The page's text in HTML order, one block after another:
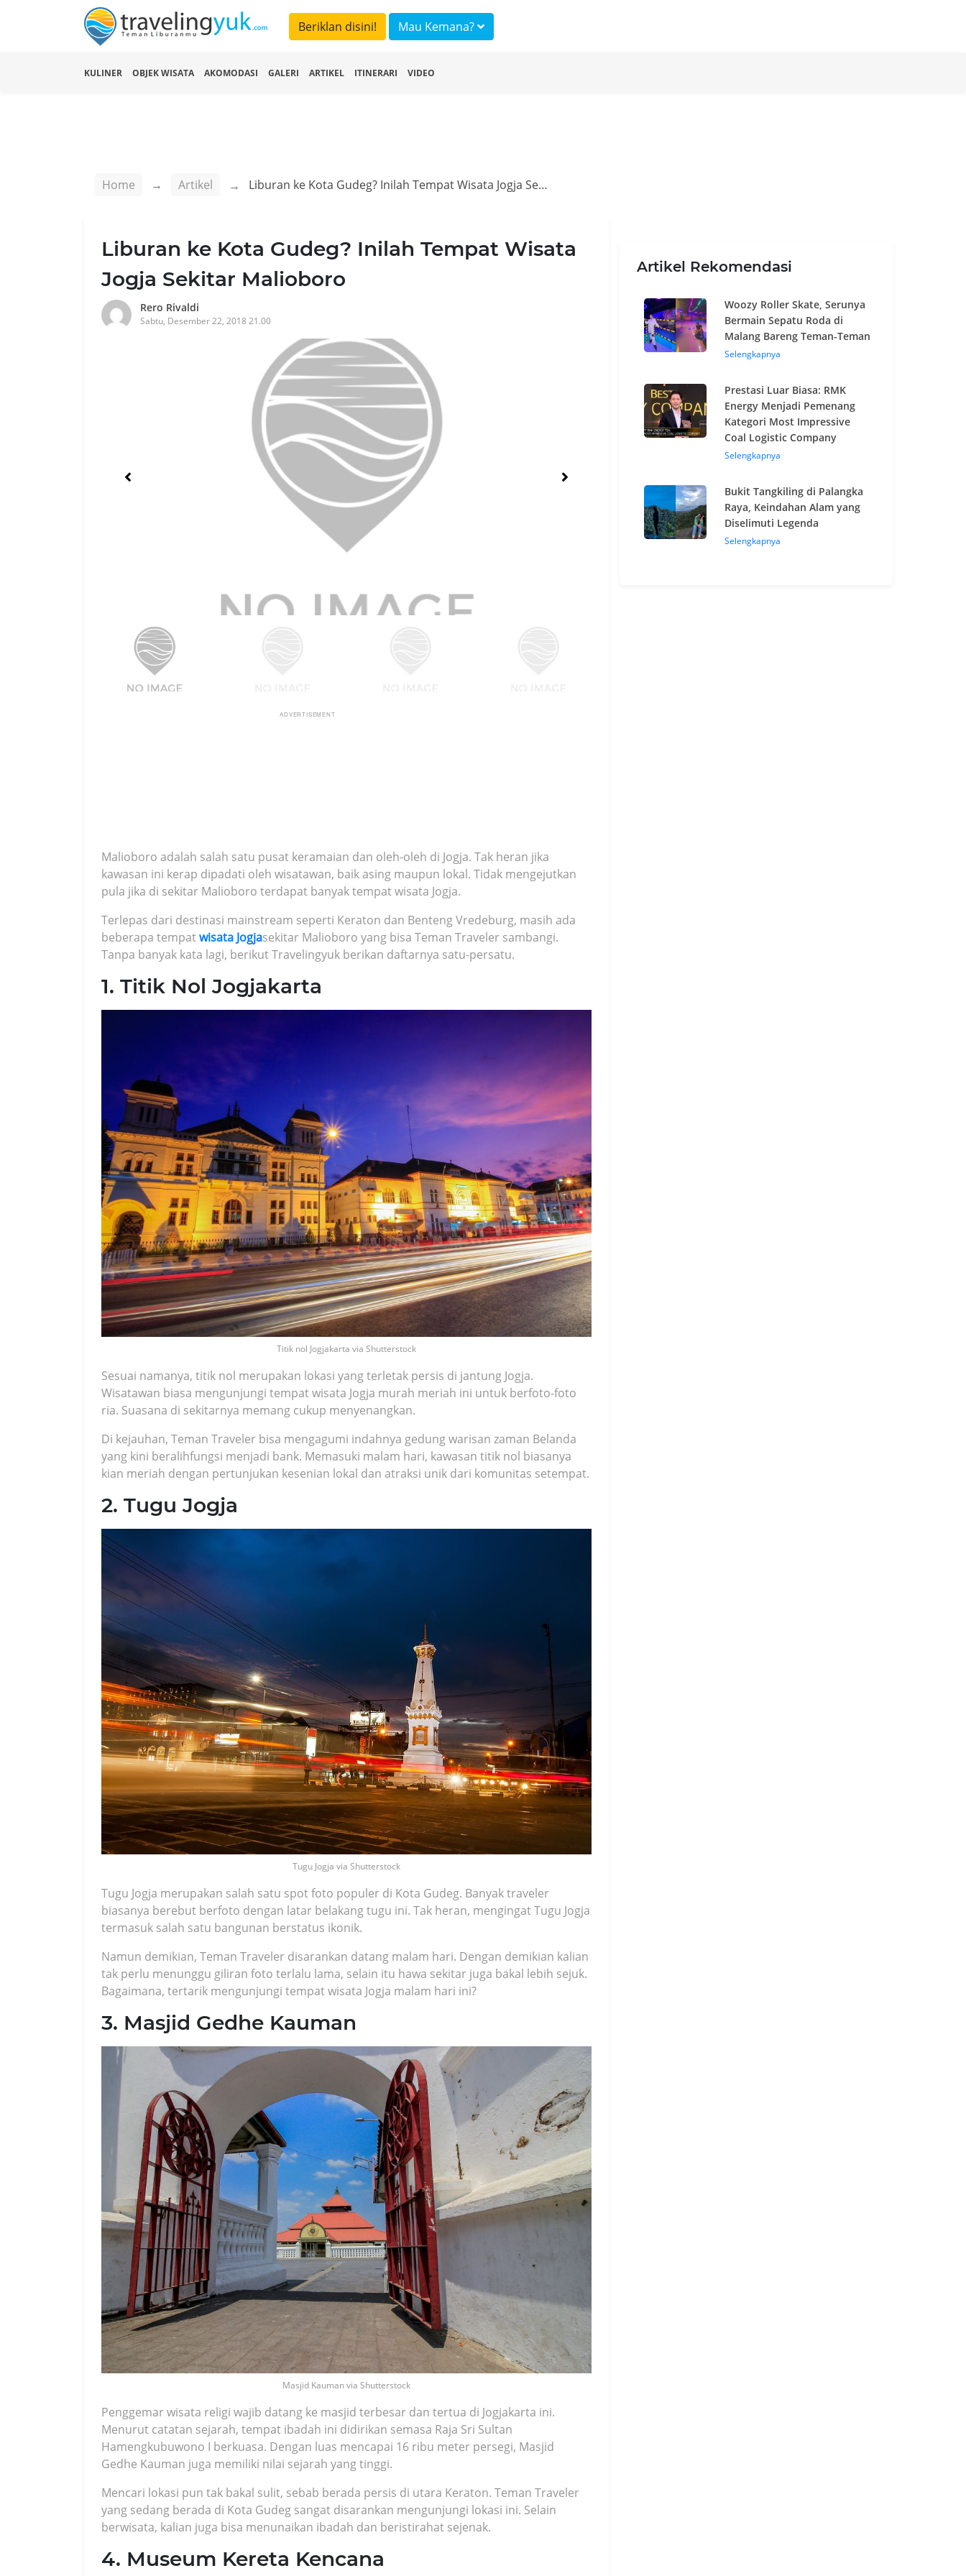
Beriklan disini! Mau Kemana?
KULINER OBJEK WISATA AKOMODASI GALERI ARTIKEL ITINERARI VIDEO
Home Artikel Liburan ke Kota Gudeg? Inilah Tempat Wisata Jogja Sekitar Malioboro
Liburan ke Kota Gudeg? Inilah Tempat Wisata
Jogja Sekitar Malioboro
Rero Rivaldi
Sabtu, Desember 22, 2018 21.00
ADVERTISEMENT
Malioboro adalah salah satu pusat keramaian dan oleh-oleh di Jogja. Tak heran jika
kawasan ini kerap dipadati oleh wisatawan, baik asing maupun lokal. Tidak mengejutkan
pula jika di sekitar Malioboro terdapat banyak tempat wisata Jogja.
Terlepas dari destinasi mainstream seperti Keraton dan Benteng Vredeburg, masih ada
beberapa tempatwisata Jogjasekitar Malioboro yang bisa Teman Traveler sambangi.
Tanpa banyak kata lagi, berikut Travelingyuk berikan daftarnya satu-persatu.
1. Titik Nol Jogjakarta
Titik nol Jogjakarta via Shutterstock
Sesuai namanya, titik nol merupakan lokasi yang terletak persis di jantung Jogja.
Wisatawan biasa mengunjungi tempat wisata Jogja murah meriah ini untuk berfoto-foto
ria. Suasana di sekitarnya memang cukup menyenangkan.
Di kejauhan, Teman Traveler bisa mengagumi indahnya gedung warisan zaman Belanda
yang kini beralihfungsi menjadi bank. Memasuki malam hari, kawasan titik nol biasanya
kian meriah dengan pertunjukan kesenian lokal dan atraksi unik dari komunitas setempat.
2. Tugu Jogja
Tugu Jogja via Shutterstock
Tugu Jogja merupakan salah satu spot foto populer di Kota Gudeg. Banyak traveler
biasanya berebut berfoto dengan latar belakang tugu ini. Tak heran, mengingat Tugu Jogja
termasuk salah satu bangunan berstatus ikonik.
Namun demikian, Teman Traveler disarankan datang malam hari. Dengan demikian kalian
tak perlu menunggu giliran foto terlalu lama, selain itu hawa sekitar juga bakal lebih sejuk.
Bagaimana, tertarik mengunjungi tempat wisata Jogja malam hari ini?
3. Masjid Gedhe Kauman
Masjid Kauman via Shutterstock
Penggemar wisata religi wajib datang ke masjid terbesar dan tertua di Jogjakarta ini.
Menurut catatan sejarah, tempat ibadah ini didirikan semasa Raja Sri Sultan
Hamengkubuwono I berkuasa. Dengan luas mencapai 16 ribu meter persegi, Masjid
Gedhe Kauman juga memiliki nilai sejarah yang tinggi.
Mencari lokasi pun tak bakal sulit, sebab berada persis di utara Keraton. Teman Traveler
yang sedang berada di Kota Gudeg sangat disarankan mengunjungi lokasi ini. Selain
berwisata, kalian juga bisa menunaikan ibadah dan beristirahat sejenak.
4. Museum Kereta Kencana
Artikel Rekomendasi
Woozy Roller Skate, Serunya
Bermain Sepatu Roda di
Malang Bareng Teman-Teman
Selengkapnya
Prestasi Luar Biasa: RMK
Energy Menjadi Pemenang
Kategori Most Impressive
Coal Logistic Company
Selengkapnya
Bukit Tangkiling di Palangka
Raya, Keindahan Alam yang
Diselimuti Legenda
Selengkapnya